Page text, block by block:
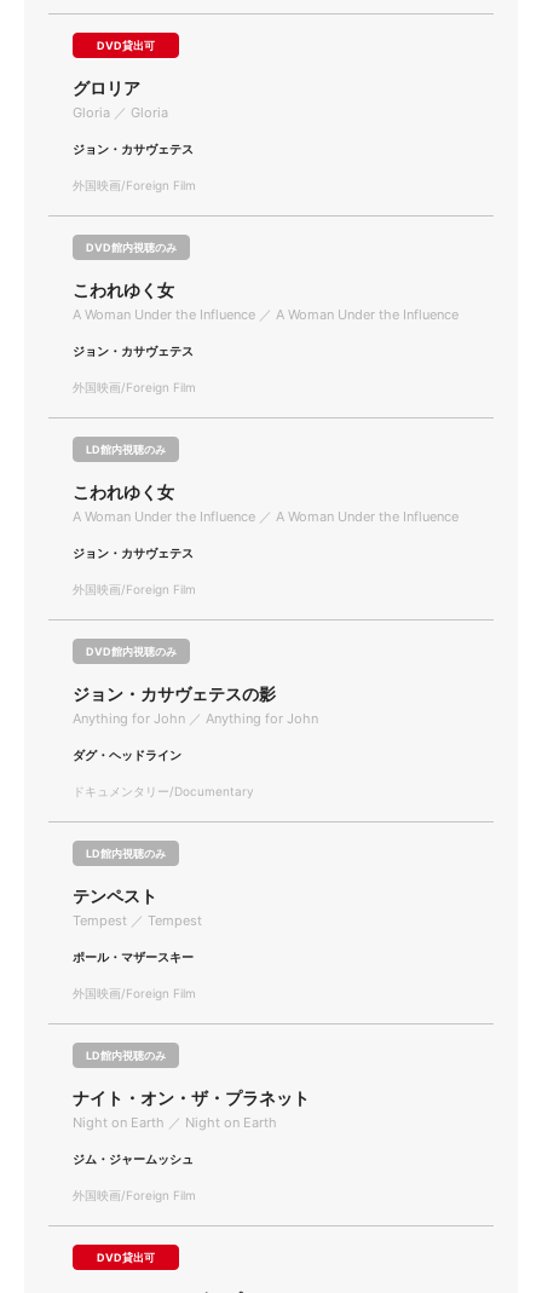
DVD貸出可
グロリア
Gloria ／ Gloria
ジョン・カサヴェテス
外国映画/Foreign Film
DVD館内視聴のみ
こわれゆく女
A Woman Under the Influence ／ A Woman Under the Influence
ジョン・カサヴェテス
外国映画/Foreign Film
LD館内視聴のみ
こわれゆく女
A Woman Under the Influence ／ A Woman Under the Influence
ジョン・カサヴェテス
外国映画/Foreign Film
DVD館内視聴のみ
ジョン・カサヴェテスの影
Anything for John ／ Anything for John
ダグ・ヘッドライン
ドキュメンタリー/Documentary
LD館内視聴のみ
テンペスト
Tempest ／ Tempest
ポール・マザースキー
外国映画/Foreign Film
LD館内視聴のみ
ナイト・オン・ザ・プラネット
Night on Earth ／ Night on Earth
ジム・ジャームッシュ
外国映画/Foreign Film
DVD貸出可